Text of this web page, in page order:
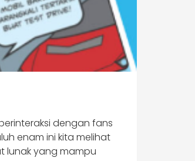
dengan fans
enam ini kita melihat
lunak yang mampu